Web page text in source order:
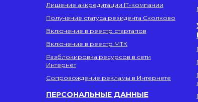
Лишение аккредитации IT-компании
Получение статуса резидента Сколково
Включение в реестр стартапов
Включение в реестр МТК
Разблокировка ресурсов в сети
Интернет
Сопровождение рекламы в Интернете
ПЕРСОНАЛЬНЫЕ ДАННЫЕ